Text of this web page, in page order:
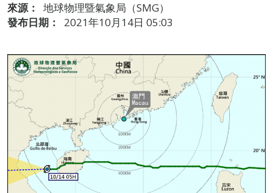
來源：
地球物理暨氣象局（SMG）
發布日期：
2021年10月14日 05:03